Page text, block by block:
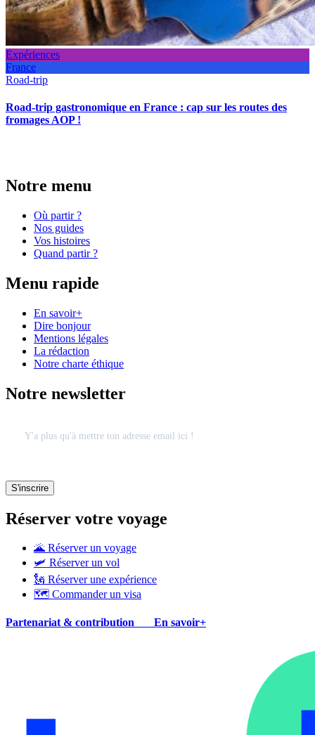
Expériences
France
Road-trip
Road-trip gastronomique en France : cap sur les routes des
fromages AOP !
Notre menu
Où partir ?
Nos guides
Vos histoires
Quand partir ?
Menu rapide
En savoir+
Dire bonjour
Mentions légales
La rédaction
Notre charte éthique
Notre newsletter
Réserver votre voyage
🌋 Réserver un voyage
🛩 Réserver un vol
🗽 Réserver une expérience
🗺 Commander un visa
Partenariat & contribution En savoir+